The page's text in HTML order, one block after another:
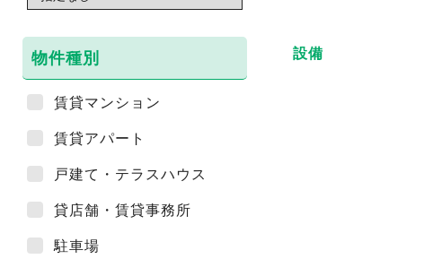
物件種別
賃貸マンション
賃貸アパート
戸建て・テラスハウス
貸店舗・賃貸事務所
駐車場
設備